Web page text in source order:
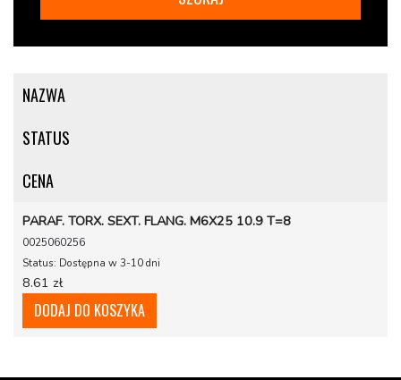
NAZWA
STATUS
CENA
PARAF. TORX. SEXT. FLANG. M6X25 10.9 T=8
0025060256
Status: Dostępna w 3-10 dni
8.61 zł
DODAJ DO KOSZYKA